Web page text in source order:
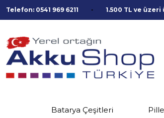
Telefon: 0541 969 6211 1.500 TL ve
Batarya Çeşitleri